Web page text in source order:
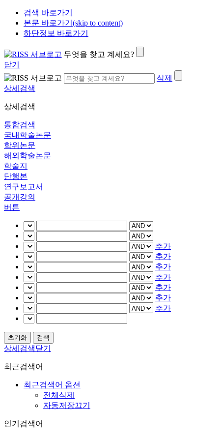
검색 바로가기
본문 바로가기(skip to content)
하단정보 바로가기
무엇을 찾고 계세요?
닫기
삭제
상세검색
상세검색
통합검색
국내학술논문
학위논문
해외학술논문
학술지
단행본
연구보고서
공개강의
버튼
추가
추가
추가
추가
추가
추가
추가
상세검색닫기
최근검색어
최근검색어 옵션
전체삭제
자동저장끄기
인기검색어